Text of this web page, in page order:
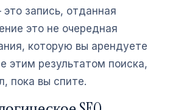
запись, отданная
это не очередная
которую вы арендуете
этим результатом поиска,
пока вы спите.